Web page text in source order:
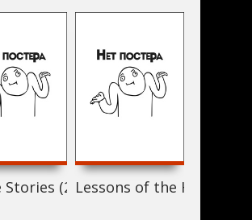
Stories (2019)Lessons of the Hour